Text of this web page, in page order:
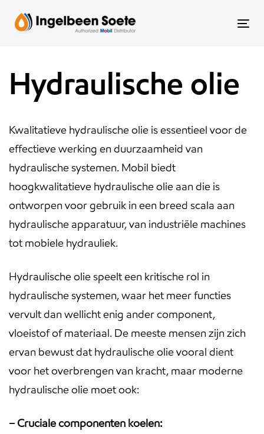
links
Hydraulische olie
Kwalitatieve hydraulische olie is essentieel voor de
effectieve werking en duurzaamheid van
hydraulische systemen. Mobil biedt
hoogkwalitatieve hydraulische olie aan die is
ontworpen voor gebruik in een breed scala aan
hydraulische apparatuur, van industriële machines
tot mobiele hydrauliek.
Hydraulische olie speelt een kritische rol in
hydraulische systemen, waar het meer functies
vervult dan wellicht enig ander component,
vloeistof of materiaal. De meeste mensen zijn zich
ervan bewust dat hydraulische olie vooral dient
voor het overbrengen van kracht, maar moderne
hydraulische olie moet ook:
– Cruciale componenten koelen: